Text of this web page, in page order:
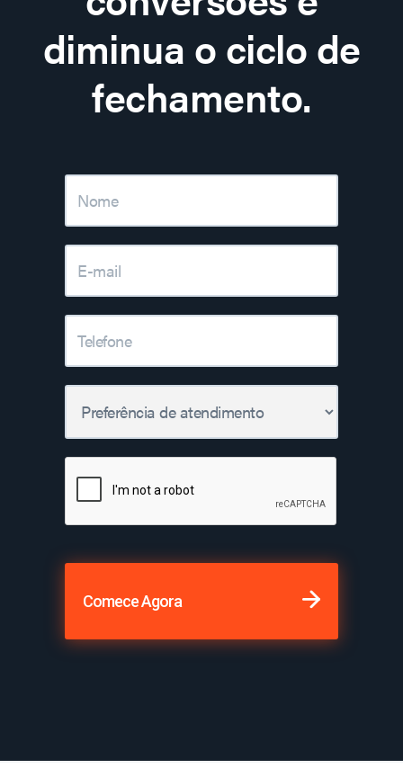
diminua o ciclo de
fechamento.
Comece Agora